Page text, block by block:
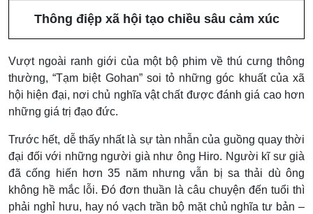
Thông điệp xã hội tạo chiều sâu cảm xúc
Vượt ngoài ranh giới của một bộ phim về thú cưng thông
thường, “Tạm biệt Gohan” soi tỏ những góc khuất của xã
hội hiện đại, nơi chủ nghĩa vật chất được đánh giá cao hơn
những giá trị đạo đức.
Trước hết, dễ thấy nhất là sự tàn nhẫn của guồng quay thời
đại đối với những người già như ông Hiro. Người kĩ sư già
đã cống hiến hơn 35 năm nhưng vẫn bị sa thải dù ông
không hề mắc lỗi. Đó đơn thuần là câu chuyện đến tuổi thì
phải nghỉ hưu, hay nó vạch trần bộ mặt chủ nghĩa tư bản –